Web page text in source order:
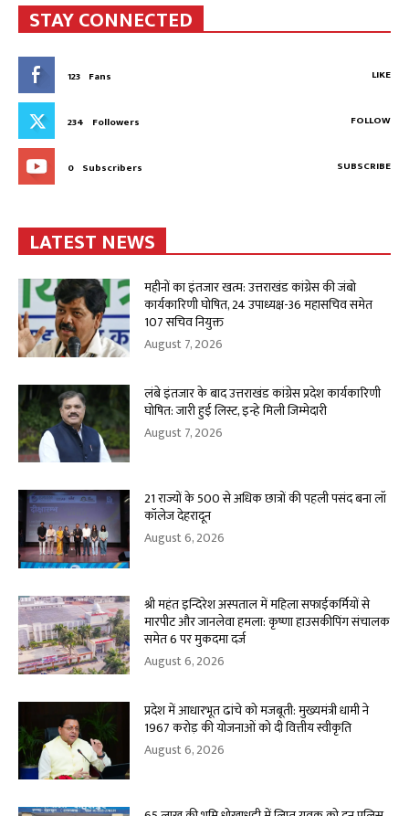
STAY CONNECTED
123 Fans LIKE
234 Followers FOLLOW
0 Subscribers SUBSCRIBE
LATEST NEWS
महीनों का इंतजार खत्म: उत्तराखंड कांग्रेस की जंबो
कार्यकारिणी घोषित, 24 उपाध्यक्ष-36 महासचिव समेत
107 सचिव नियुक्त
August 7, 2026
लंबे इंतजार के बाद उत्तराखंड कांग्रेस प्रदेश कार्यकारिणी
घोषित: जारी हुई लिस्ट, इन्हे मिली जिम्मेदारी
August 7, 2026
21 राज्यों के 500 से अधिक छात्रों की पहली पसंद बना लॉ
कॉलेज देहरादून
August 6, 2026
श्री महंत इन्दिरेश अस्पताल में महिला सफाईकर्मियों से
मारपीट और जानलेवा हमला: कृष्णा हाउसकीपिंग संचालक
समेत 6 पर मुकदमा दर्ज
August 6, 2026
प्रदेश में आधारभूत ढांचे को मजबूती: मुख्यमंत्री धामी ने
1967 करोड़ की योजनाओं को दी वित्तीय स्वीकृति
August 6, 2026